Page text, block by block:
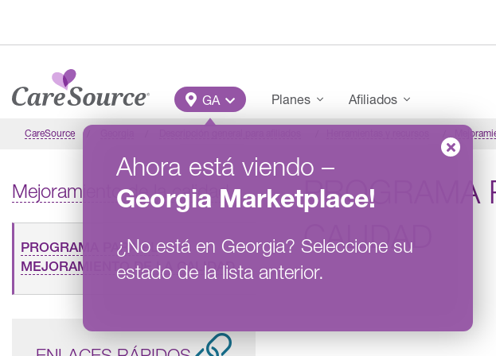
Main Menu
GA
Ahora está viendo –
Georgia Marketplace!
¿No está en Georgia? Seleccione su
estado de la lista anterior.
Planes Afiliados
CareSource
Mejoramiento de la calidad
PROGRAMA PARA EL
MEJORAMIENTO DE LA CALIDAD
PROGRAMA
CALIDAD